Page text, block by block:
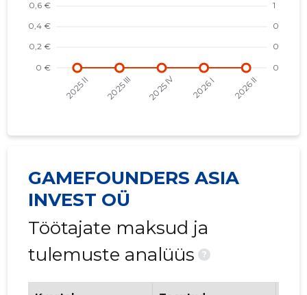
GAMEFOUNDERS ASIA
INVEST OÜ
Töötajate maksud ja
tulemuste analüüs
?